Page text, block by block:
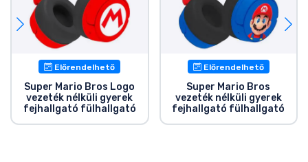
Előrendelhető
Super Mario Bros Logo
vezeték nélküli gyerek
fejhallgató fülhallgató
Előrendelhető
Super Mario Bros
vezeték nélküli gyerek
fejhallgató fülhallgató